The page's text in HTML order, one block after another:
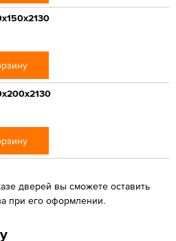
дверей вы сможете оставить
при его оформлении.